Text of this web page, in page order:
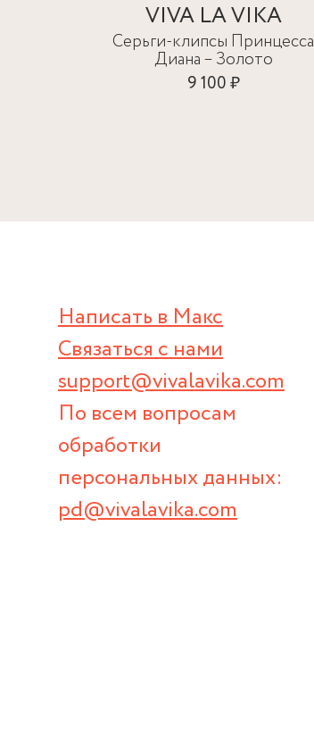
VIVA LA VIKA
Серьги-клипсы Принцесса
Диана – Золото
9 100 ₽
Написать в Макс
Связаться с нами
support@vivalavika.com
По всем вопросам
обработки
персональных данных:
pd@vivalavika.com